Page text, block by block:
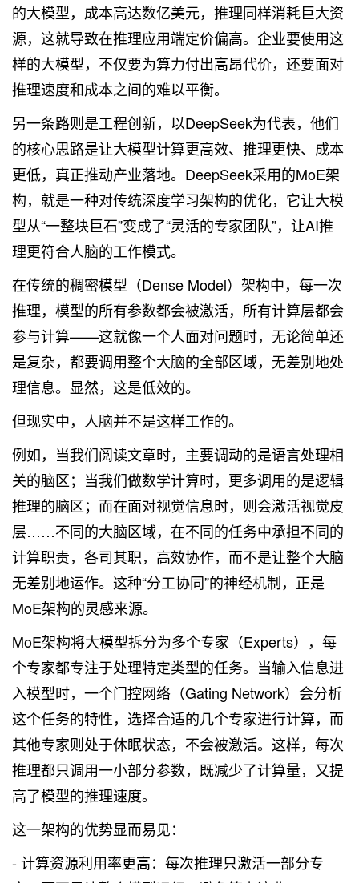
的大模型，成本高达数亿美元，推理同样消耗巨大资
源，这就导致在推理应用端定价偏高。企业要使用这
样的大模型，不仅要为算力付出高昂代价，还要面对
推理速度和成本之间的难以平衡。
另一条路则是工程创新，以DeepSeek为代表，他们
的核心思路是让大模型计算更高效、推理更快、成本
更低，真正推动产业落地。DeepSeek采用的MoE架
构，就是一种对传统深度学习架构的优化，它让大模
型从“一整块巨石”变成了“灵活的专家团队”，让AI推
理更符合人脑的工作模式。
在传统的稠密模型（Dense Model）架构中，每一次
推理，模型的所有参数都会被激活，所有计算层都会
参与计算——这就像一个人面对问题时，无论简单还
是复杂，都要调用整个大脑的全部区域，无差别地处
理信息。显然，这是低效的。
但现实中，人脑并不是这样工作的。
例如，当我们阅读文章时，主要调动的是语言处理相
关的脑区；当我们做数学计算时，更多调用的是逻辑
推理的脑区；而在面对视觉信息时，则会激活视觉皮
层……不同的大脑区域，在不同的任务中承担不同的
计算职责，各司其职，高效协作，而不是让整个大脑
无差别地运作。这种“分工协同”的神经机制，正是
MoE架构的灵感来源。
MoE架构将大模型拆分为多个专家（Experts），每
个专家都专注于处理特定类型的任务。当输入信息进
入模型时，一个门控网络（Gating Network）会分析
这个任务的特性，选择合适的几个专家进行计算，而
其他专家则处于休眠状态，不会被激活。这样，每次
推理都只调用一小部分参数，既减少了计算量，又提
高了模型的推理速度。
这一架构的优势显而易见：
- 计算资源利用率更高：每次推理只激活一部分专